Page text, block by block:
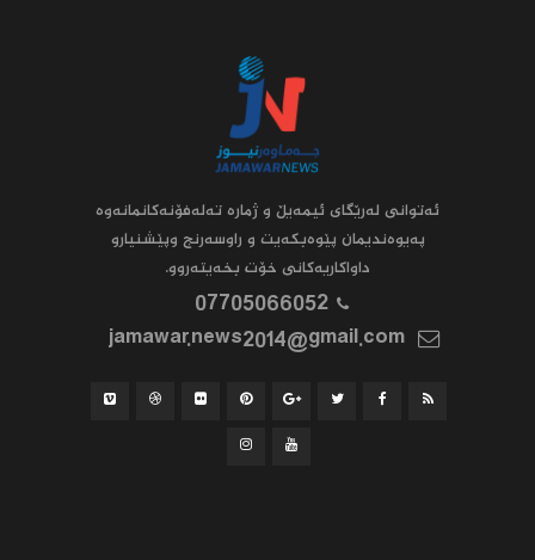
ئه‌توانى له‌رێگاى ئیمه‌یڵ و ژماره‌ ته‌له‌فۆنه‌کانمانه‌وه‌
په‌یوه‌ندیمان پێوه‌بکه‌یت و راوسه‌رنج وپێشنیارو
داواکاریه‌کانى خۆت بخه‌یته‌روو.
07705066052
jamawar.news2014@gmail.com